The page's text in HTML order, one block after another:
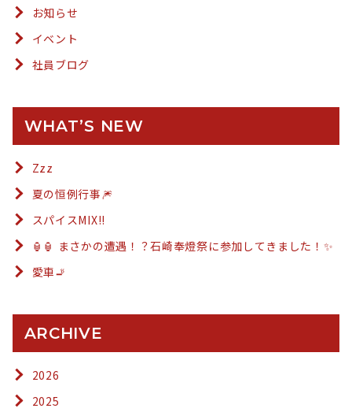
お知らせ
イベント
社員ブログ
WHAT’S NEW
Zzz
夏の恒例行事🎆
スパイスMIX!!
🏮🏮 まさかの遭遇！？石崎奉燈祭に参加してきました！✨
愛車🚬
ARCHIVE
2026
2025